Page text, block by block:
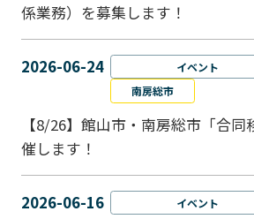
係業務）を募集します！
2026-06-24 イベント
南房総市
【8/26】館山市・南房総市「合
催します！
2026-06-16 イベント